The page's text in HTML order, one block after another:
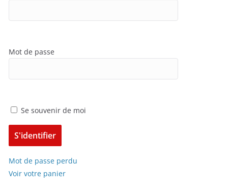
Mot de passe
Se souvenir de moi
Mot de passe perdu
Voir votre panier